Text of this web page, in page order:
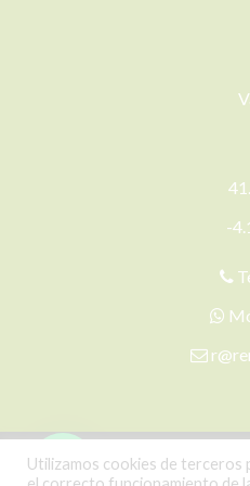
-
Utilizamos cookies de terceros